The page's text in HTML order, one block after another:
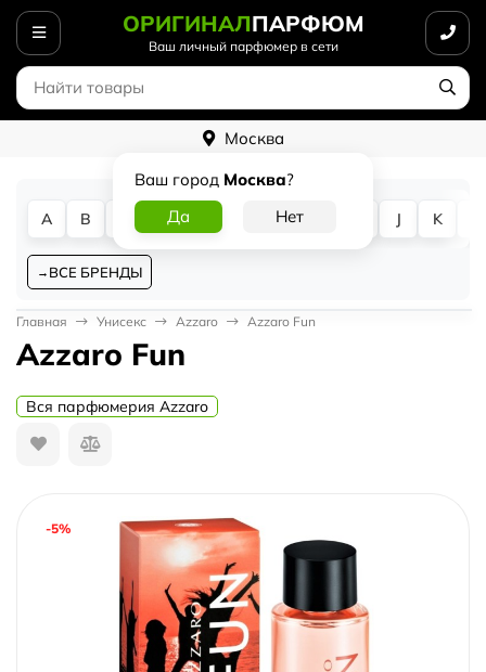
ОРИГИНАЛПАРФЮМ
Ваш личный парфюмер в сети
Москва
Ваш город Москва?
A B D G J K
ВСЕ БРЕНДЫ
Главная Унисекс Azzaro Azzaro Fun
Azzaro Fun
Вся парфюмерия Azzaro
-5%